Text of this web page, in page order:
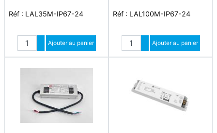
Réf : LAL35M-IP67-24
Quantité
Augmenter quantité
Diminuer quantité
Ajouter au panier
Réf : LAL100M-IP67-24
Quantité
Augmenter quantité
Diminuer quantité
Ajouter au panier